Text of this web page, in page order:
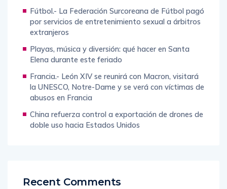
Fútbol.- La Federación Surcoreana de Fútbol pagó
por servicios de entretenimiento sexual a árbitros
extranjeros
Playas, música y diversión: qué hacer en Santa
Elena durante este feriado
Francia.- León XIV se reunirá con Macron, visitará
la UNESCO, Notre-Dame y se verá con víctimas de
abusos en Francia
China refuerza control a exportación de drones de
doble uso hacia Estados Unidos
Recent Comments